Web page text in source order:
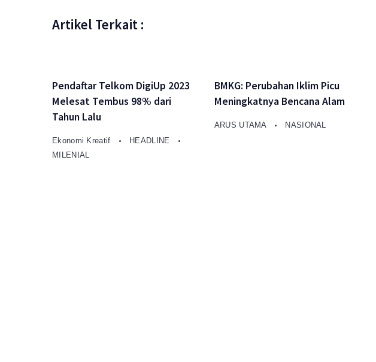
Artikel Terkait :
Pendaftar Telkom DigiUp 2023
Melesat Tembus 98% dari
Tahun Lalu
Ekonomi Kreatif
HEADLINE
MILENIAL
BMKG: Perubahan Iklim Picu
Meningkatnya Bencana Alam
ARUS UTAMA NASIONAL